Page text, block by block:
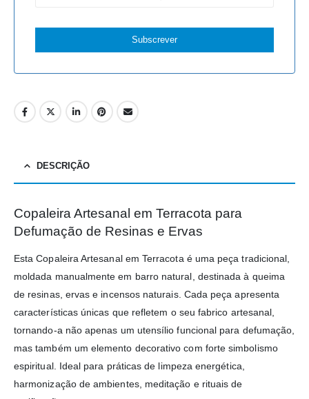
Subscrever
DESCRIÇÃO
Copaleira Artesanal em Terracota para
Defumação de Resinas e Ervas
Esta Copaleira Artesanal em Terracota é uma peça tradicional,
moldada manualmente em barro natural, destinada à queima
de resinas, ervas e incensos naturais. Cada peça apresenta
características únicas que refletem o seu fabrico artesanal,
tornando-a não apenas um utensílio funcional para defumação,
mas também um elemento decorativo com forte simbolismo
espiritual. Ideal para práticas de limpeza energética,
harmonização de ambientes, meditação e rituais de